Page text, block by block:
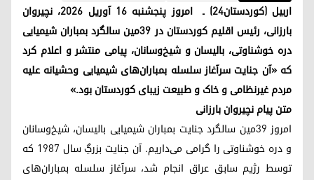
اربیل (کوردستان۲۴) ـ امروز پنجشنبه ۱۶ آوریل ۲۰۲۶، نچیروان
بارزانی، رئیس اقلیم کوردستان در ۳۹مین سالگرد بمباران شیمیایی
دره خوشناوتی، بالیسان و شیخ‌وسانان، پیامی منتشر و اعلام کرد
که «آن جنایت سرآغاز سلسله بمباران‌های شیمیایی وحشیانه علیه
مردم غیرنظامی و خاک و طبیعت زیبای کوردستان بود.»
متن پیام نچیروان بارزانی
امروز ۳۹مین سالگرد جنایت بمباران شیمیایی بالیسان، شیخ‌وسانان
و دره خوشناوتی را گرامی می‌داریم. آن جنایت بزرگِ سال ۱۹۸۷ که
توسط رژیم سابق عراق انجام شد، سرآغاز سلسله بمباران‌های